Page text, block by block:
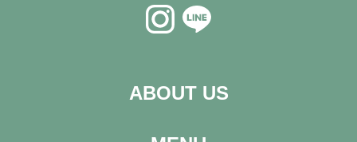
ABOUT US